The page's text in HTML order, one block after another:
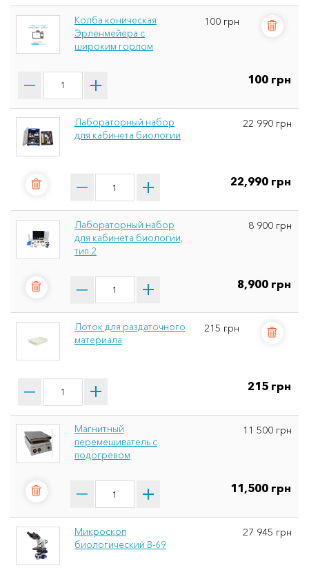
Колба коническая
Эрленмейера с
широким горлом
100 грн
100 грн
Лабораторный набор
для кабинета биологии
22 990 грн
22,990 грн
Лабораторный набор
для кабинета биологии,
тип 2
8 900 грн
8,900 грн
Лоток для раздаточного
материала
215 грн
215 грн
Магнитный
перемешиватель с
подогревом
11 500 грн
11,500 грн
Микроскоп
биологический B-69
27 945 грн